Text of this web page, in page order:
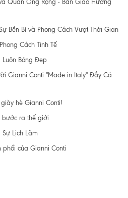
Quần Ống Rộng - Bản Giao Hưởng
Bền Bỉ và Phong Cách Vượt Thời Gian
Cách Tinh Tế
Bóng Đẹp
Gianni Conti "Made in Italy" Đầy Cá
hè Gianni Conti!
bước ra thế giới
Lịch Lãm
phối của Gianni Conti